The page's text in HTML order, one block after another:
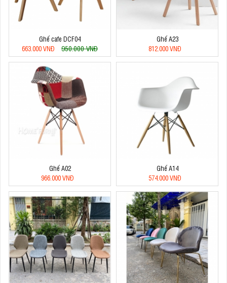
Ghế cafe DCF04
663.000 VNĐ
950.000 VNĐ
Ghế A23
812.000 VNĐ
Ghế A02
966.000 VNĐ
Ghế A14
574.000 VNĐ